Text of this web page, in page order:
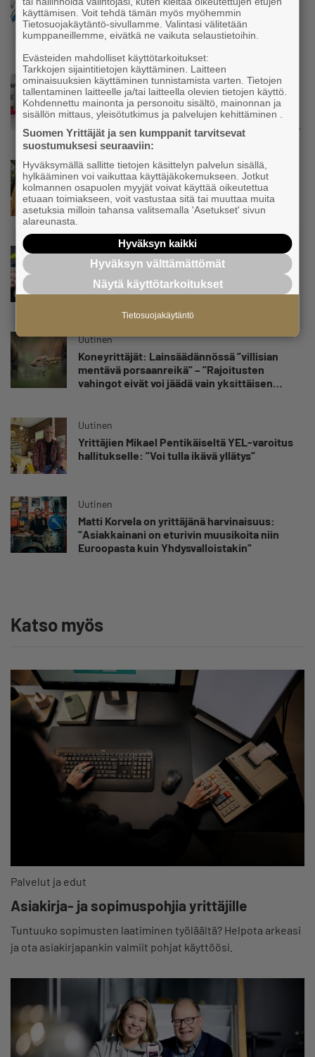
Uutinen
Nämä yritykset nousivat AAA-luokkaan –
Katso lista
Uutinen
Kolmesta syövästä, uupumuksista ja
syömishäiriöstä selvinnyt Mira Rinne: ”Kun
oppinut kestämään myös yrittäjyyteen
kuuluvaa epävarmuutta”
Uutinen
Siivousyrittäjän työntekijä joutuu
matkustamaan yli 300 kilometriä
suorittaakseen ajokortin – ”Ei aja syrjäseudun
Uutinen
Isät opettelevat kampauksia oluen äärellä –
Voimamiehen lettivideot poikivat yrittäjälle
satoja yhteydenottoja
Uutinen
Koneyrittäjät: Lainsäädännössä ”villisian
mentävä porsaanreikä” – ”Rajoitusten
vahingot eivät voi jäädä vain yksittäisen
Uutinen
Yrittäjien Mikael Pentikäiseltä YEL-varoitus
hallitukselle: ”Voi tulla ikävä yllätys”
Uutinen
Matti Korvela on yrittäjänä harvinaisuus:
”Asiakkainani on eturivin muusikoita niin
Euroopasta kuin Yhdysvalloistakin”
Katso myös
Palvelut ja edut
Asiakirja- ja sopimuspohjia yrittäjille
Tuntuuko sopimusten laatiminen työläältä? Helpota arkeasi
ja ota asiakirjapankin valmiit pohjat käyttöösi.
käyttämisen. Voit tehdä tämän myös myöhemmin
Tietosuojakäytäntö-sivullamme. Valintasi välitetään
kumppaneillemme, eivätkä ne vaikuta selaustietoihin.
Evästeiden mahdolliset käyttötarkoitukset:
Tarkkojen sijaintitietojen käyttäminen. Laitteen
ominaisuuksien käyttäminen tunnistamista varten. Tietojen
tallentaminen laitteelle ja/tai laitteella olevien tietojen käyttö.
Kohdennettu mainonta ja personoitu sisältö, mainonnan ja
sisällön mittaus, yleisötutkimus ja palvelujen kehittäminen .
Suomen Yrittäjät ja sen kumppanit tarvitsevat
suostumuksesi seuraaviin:
Hyväksymällä sallitte tietojen käsittelyn palvelun sisällä,
hylkääminen voi vaikuttaa käyttäjäkokemukseen. Jotkut
kolmannen osapuolen myyjät voivat käyttää oikeutettua
etuaan toimiakseen, voit vastustaa sitä tai muuttaa muita
asetuksia milloin tahansa valitsemalla 'Asetukset' sivun
alareunasta.
Hyväksyn kaikki
Hyväksyn välttämättömät
Näytä käyttötarkoitukset
Tietosuojakäytäntö